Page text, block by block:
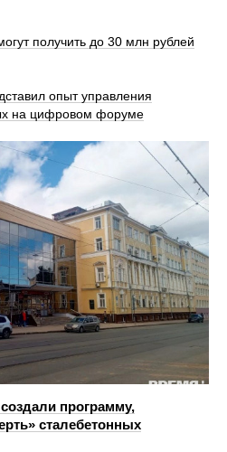
получить до 30 млн рублей
опыт управления
на цифровом форуме
программу,
сталебетонных